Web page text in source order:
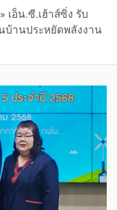
» เอ็น.ซี.เฮ้าส์ซิ่ง รับ
บ้านประหยัดพลังงาน